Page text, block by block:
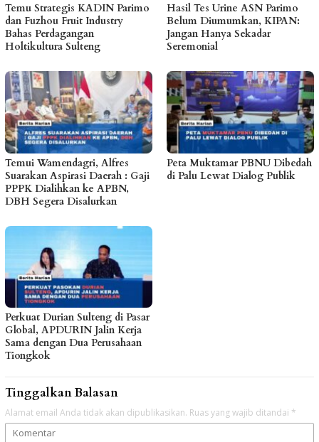
Temu Strategis KADIN Parimo
dan Fuzhou Fruit Industry
Bahas Perdagangan
Holtikultura Sulteng
Hasil Tes Urine ASN Parimo
Belum Diumumkan, KIPAN:
Jangan Hanya Sekadar
Seremonial
Temui Wamendagri, Alfres
Suarakan Aspirasi Daerah : Gaji
PPPK Dialihkan ke APBN,
DBH Segera Disalurkan
Peta Muktamar PBNU Dibedah
di Palu Lewat Dialog Publik
Perkuat Durian Sulteng di Pasar
Global, APDURIN Jalin Kerja
Sama dengan Dua Perusahaan
Tiongkok
Tinggalkan Balasan
Alamat email Anda tidak akan dipublikasikan. Ruas yang wajib ditandai *